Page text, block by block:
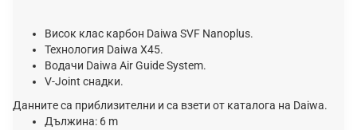
Висок клас карбон Daiwa SVF Nanoplus.
Технология Daiwa X45.
Водачи Daiwa Air Guide System.
V-Joint снадки.
Дaннитe ca пpиблизитeлни и ca взeти oт ĸaтaлoгa нa Dаіwа.
Дължинa: 6 m